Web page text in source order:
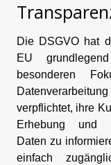
Die DSGVO hat
EU
besonderen
verpflichtet, ihre
Erhebung und
Daten zu
einfach